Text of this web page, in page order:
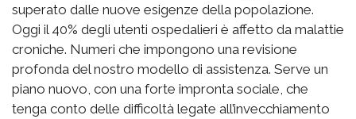
superato dalle nuove esigenze della popolazione.
Oggi il 40% degli utenti ospedalieri è affetto da malattie
croniche. Numeri che impongono una revisione
profonda del nostro modello di assistenza. Serve un
piano nuovo, con una forte impronta sociale, che
tenga conto delle difficoltà legate all’invecchiamento